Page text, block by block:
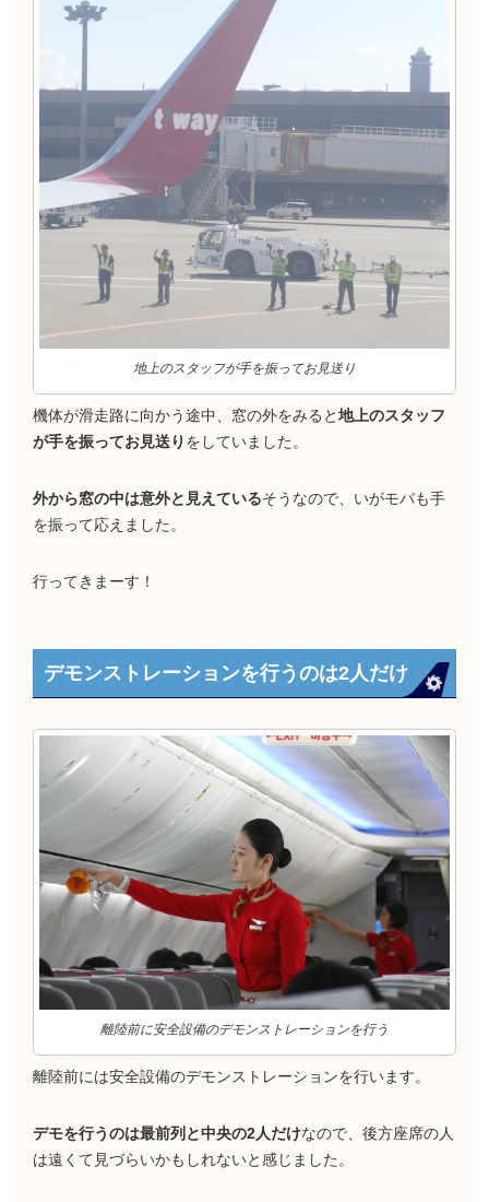
地上のスタッフが手を振ってお見送り
機体が滑走路に向かう途中、窓の外をみると地上のスタッフ
が手を振ってお見送り をしていました。
外から窓の中は意外と見えているそうなので、いがモバも手
を振って応えました。
行ってきまーす！
デモンストレーションを行うのは2人だけ
離陸前に安全設備のデモンストレーションを行う
離陸前には安全設備のデモンストレーションを行います。
デモを行うのは最前列と中央の2人だけなので、後方座席の人
は遠くて見づらいかもしれないと感じました。